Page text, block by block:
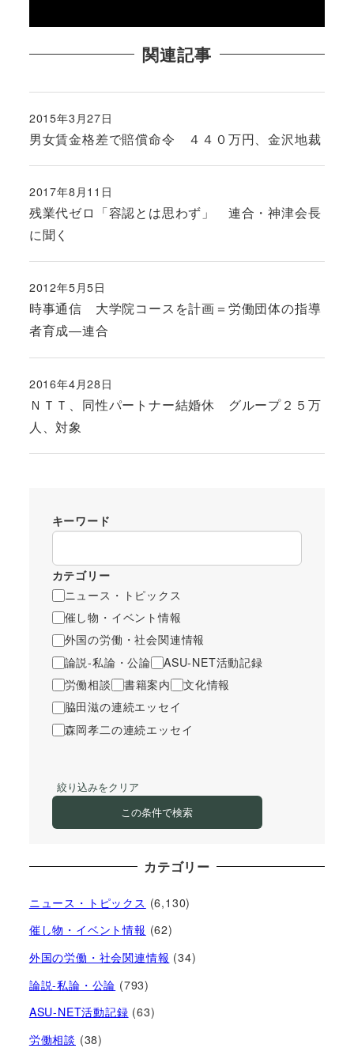
関連記事
男女賃金格差で賠償命令 ４４０万円、金沢地裁
投稿日
2015年3月27日
残業代ゼロ「容認とは思わず」 連合・神津会長
に聞く
投稿日
2017年8月11日
時事通信 大学院コースを計画＝労働団体の指導
者育成―連合
投稿日
2012年5月5日
ＮＴＴ、同性パートナー結婚休 グループ２５万
人、対象
投稿日
2016年4月28日
キーワード
カテゴリー
ニュース・トピックス
催し物・イベント情報
外国の労働・社会関連情報
論説-私論・公論
ASU-NET活動記録
労働相談
書籍案内
文化情報
脇田滋の連続エッセイ
森岡孝二の連続エッセイ
絞り込みをクリア
この条件で検索
カテゴリー
ニュース・トピックス (6,130)
催し物・イベント情報 (62)
外国の労働・社会関連情報 (34)
論説-私論・公論 (793)
ASU-NET活動記録 (63)
労働相談 (38)